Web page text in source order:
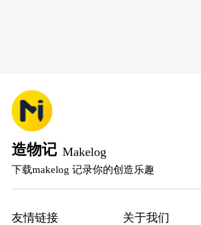
造物记 Makelog
下载makelog 记录你的创造乐趣
友情链接 关于我们